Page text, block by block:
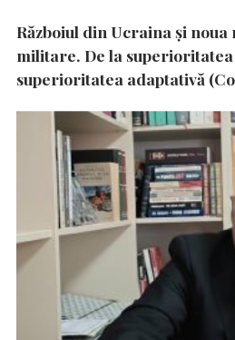
Războiul din Ucraina și
militare. De la
superioritatea adaptativă